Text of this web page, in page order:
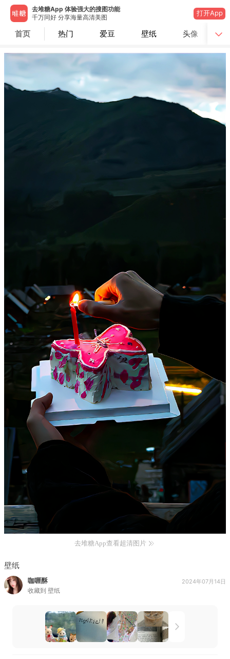
去堆糖App 体验强大的搜图功能
千万同好 分享海量高清美图
打开App
首页 热门 爱豆 壁纸 头像
去堆糖App查看超清图片
壁纸
咖喱酥
收藏到 壁纸
2024年07月14日